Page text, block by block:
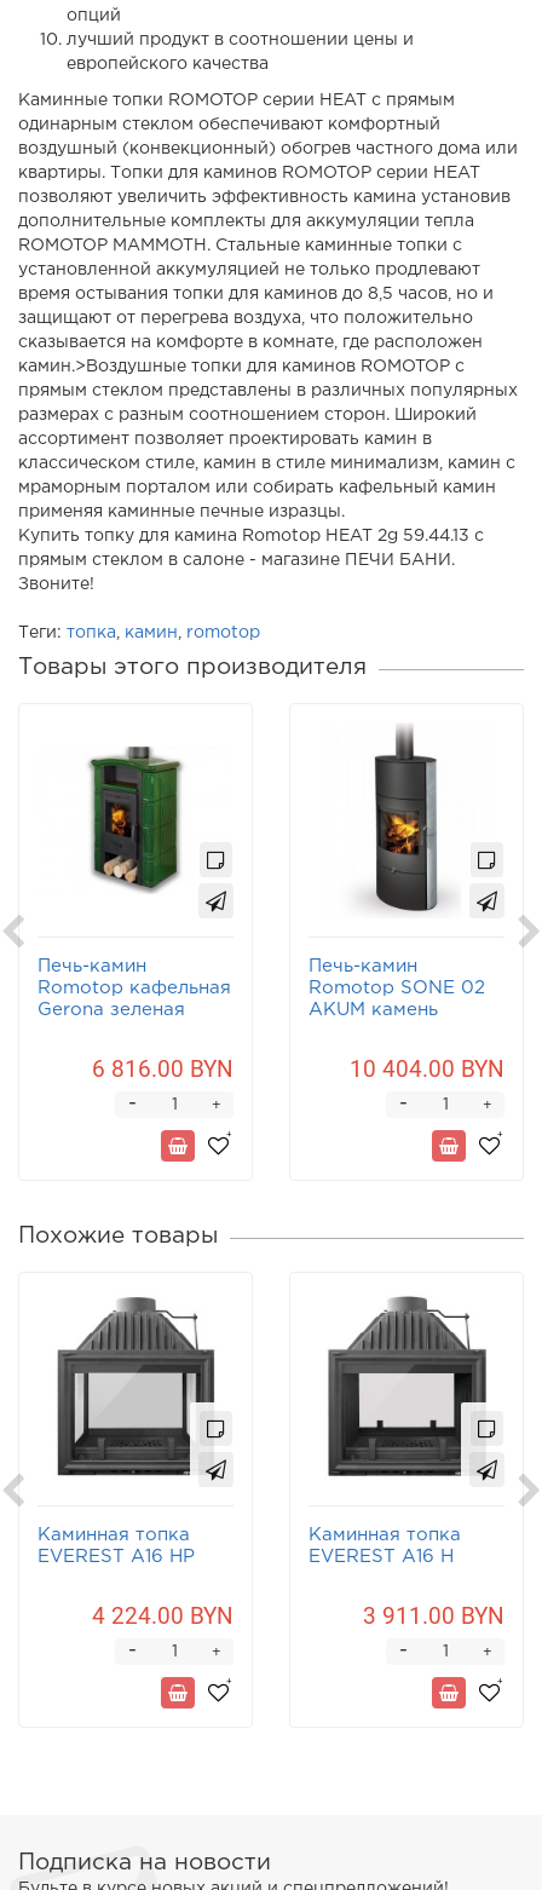
опций
лучший продукт в соотношении цены и
европейского качества
Каминные топки ROMOTOP серии HEAT с прямым
одинарным стеклом обеспечивают комфортный
воздушный (конвекционный) обогрев частного дома или
квартиры. Топки для каминов ROMOTOP серии HEAT
позволяют увеличить эффективность камина установив
дополнительные комплекты для аккумуляции тепла
ROMOTOP MAMMOTH. Стальные каминные топки с
установленной аккумуляцией не только продлевают
время остывания топки для каминов до 8,5 часов, но и
защищают от перегрева воздуха, что положительно
сказывается на комфорте в комнате, где расположен
камин.>Воздушные топки для каминов ROMOTOP с
прямым стеклом представлены в различных популярных
размерах с разным соотношением сторон. Широкий
ассортимент позволяет проектировать камин в
классическом стиле, камин в стиле минимализм, камин с
мраморным порталом или собирать кафельный камин
применяя каминные печные изразцы.
Купить топку для камина Romotop HEAT 2g 59.44.13 с
прямым стеклом в салоне - магазине ПЕЧИ БАНИ.
Звоните!
Теги: топка камин romotop
Товары этого производителя
Печь-камин
Romotop кафельная
Gerona зеленая
6 816.00 BYN
+
-
Печь-камин
Romotop SONE 02
AKUM камень
10 404.00 BYN
+
-
Похожие товары
Каминная топка
EVEREST A16 НP
4 224.00 BYN
+
-
Каминная топка
EVEREST A16 Н
3 911.00 BYN
+
-
Подписка на новости